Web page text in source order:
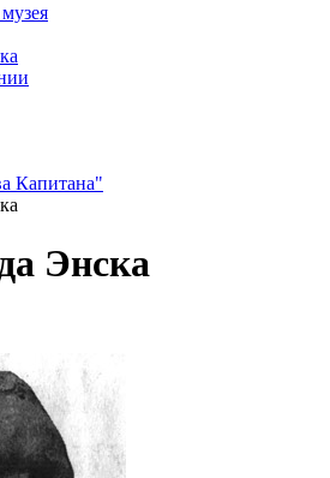
Капитана"
Энска